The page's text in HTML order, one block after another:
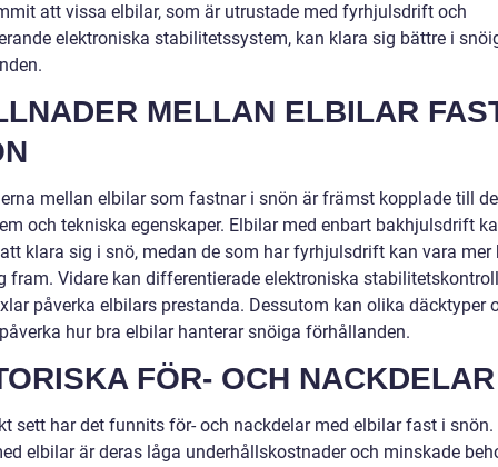
att vissa elbilar, som är utrustade med fyrhjulsdrift och
elektroniska stabilitetssystem, kan klara sig bättre i
MELLAN ELBILAR
mellan elbilar som fastnar i snön är främst kopplade till
och tekniska egenskaper. Elbilar med enbart bakhjulsdrift
klara sig i snö, medan de som har fyrhjulsdrift kan vara mer
fram. Vidare kan differentierade elektroniska
påverka elbilars prestanda. Dessutom kan olika däcktyper
hur bra elbilar hanterar snöiga förhållanden.
FÖR- OCH NACKDELAR
sett har det funnits för- och nackdelar med elbilar fast i snön.
elbilar är deras låga underhållskostnader och minskade